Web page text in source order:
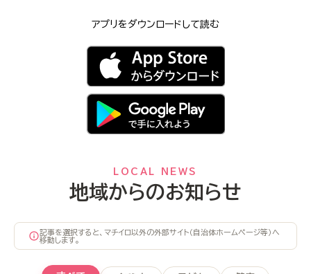
アプリをダウンロードして読む
LOCAL NEWS
地域からのお知らせ
記事を選択すると、マチイロ以外の外部サイト（自治体ホームページ等）へ
移動します。